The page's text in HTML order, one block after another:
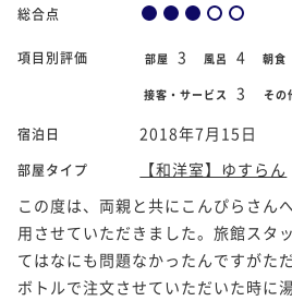
総合点
項目別評価 部屋 3 風呂 4 朝食
接客・サービス 3 その
宿泊日 2018年7月15日
部屋タイプ
【和洋室】ゆすらん
この度は、両親と共にこんぴらさん
用させていただきました。旅館スタ
てはなにも問題なかったんですがた
ボトルで注文させていただいた時に